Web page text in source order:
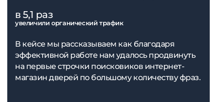
в 5,1 раз
увеличили органический трафик
В кейсе мы рассказываем как благодаря
эффективной работе нам удалось продвинуть
на первые строчки поисковиков интернет-
магазин дверей по большому количеству фраз.